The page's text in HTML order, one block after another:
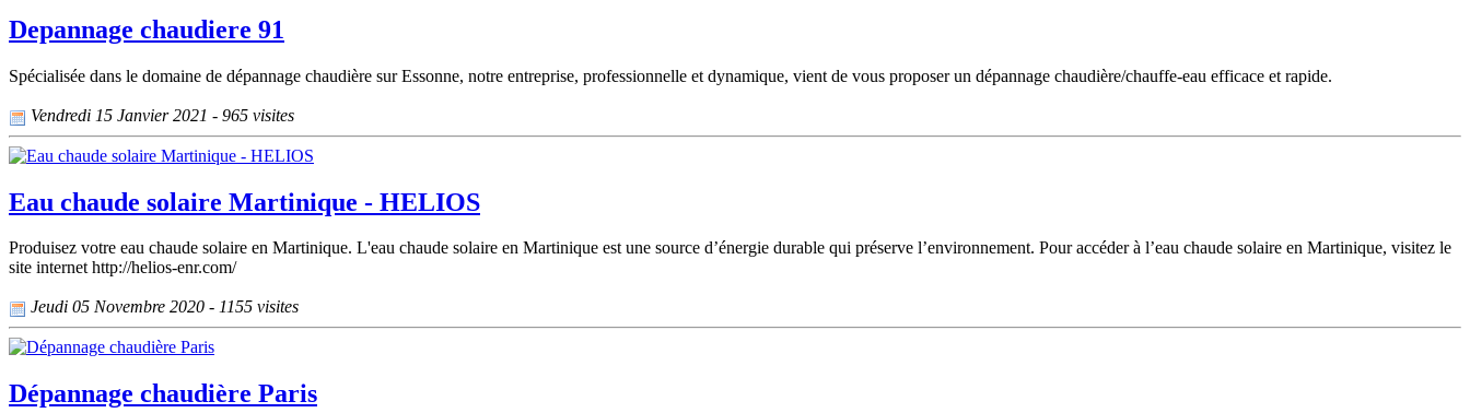
Depannage chaudiere 91
Spécialisée dans le domaine de dépannage chaudière sur Essonne, notre entreprise, professionnelle et dynamique, vient de vous proposer un dépannage chaudière/chauffe-eau efficace et rapide.
Vendredi 15 Janvier 2021 - 965 visites
Eau chaude solaire Martinique - HELIOS
Produisez votre eau chaude solaire en Martinique. L'eau chaude solaire en Martinique est une source d’énergie durable qui préserve l’environnement. Pour accéder à l’eau chaude solaire en Martinique, visitez le
site internet http://helios-enr.com/
Jeudi 05 Novembre 2020 - 1155 visites
Dépannage chaudière Paris